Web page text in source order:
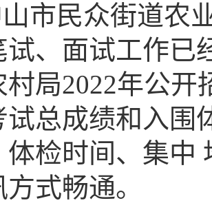
民众街道农业
试、面试工作已
村局2022年公
试总成绩和入围
体检时间、集中
式畅通。